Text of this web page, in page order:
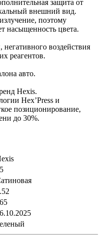
защита от
внешний вид.
поэтому
насыщенность цвета.
воздействия
реагентов.
авто.
Hexis.
Hex’Press и
позиционирование,
до 30%.